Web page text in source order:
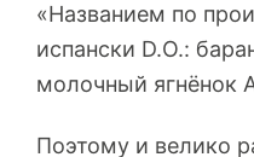
«Названием по
испански D.O.:
молочный ягнёнок
Поэтому и велико